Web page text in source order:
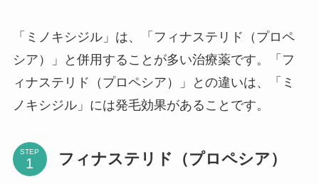
「ミノキシジル」は、「フィナステリド（プロペ
シア）」と併用することが多い治療薬です。「フ
ィナステリド（プロペシア）」との違いは、「ミ
ノキシジル」には発毛効果があることです。
STEP フィナステリド（プロペシア）